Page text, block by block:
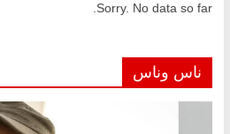
Sorry. No data so far.
ناس وناس